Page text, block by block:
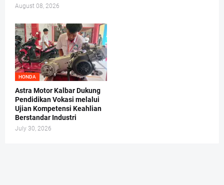
August 08, 2026
HONDA
Astra Motor Kalbar Dukung
Pendidikan Vokasi melalui
Ujian Kompetensi Keahlian
Berstandar Industri
July 30, 2026